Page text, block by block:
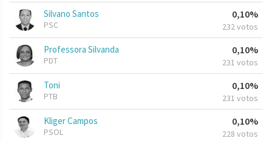
Silvano Santos
PSC
0,10%
232 votos
Professora Silvanda
PDT
0,10%
231 votos
Toni
PTB
0,10%
231 votos
Kliger Campos
PSOL
0,10%
228 votos